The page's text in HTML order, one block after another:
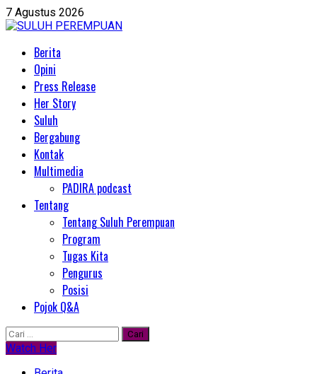
Skip
to
7 Agustus 2026
PrimaryBerita
Opini
Press Release
Her Story
Suluh
Bergabung
Kontak
Multimedia
PADIRA podcast
Tentang
Tentang Suluh Perempuan
Program
Tugas Kita
Pengurus
Posisi
Pojok Q&A
Cari
untuk:
Watch Her